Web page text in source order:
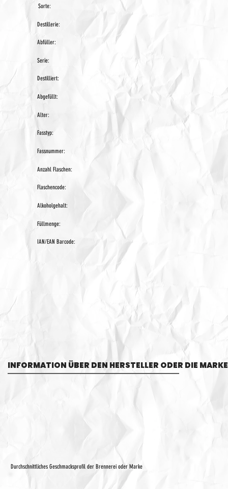
Durchschnittliches Geschmacksprofil der Brennerei oder Marke
Sorte:
Destillerie:
Abfüller:
Serie:
Destilliert:
Abgefüllt:
Alter:
Fasstyp:
Fassnummer:
Anzahl Flaschen:
Flaschencode:
Alkoholgehalt:
Füllmenge:
IAN/EAN Barcode:
INFORMATION ÜBER DEN HERSTELLER ODER DIE MARKE